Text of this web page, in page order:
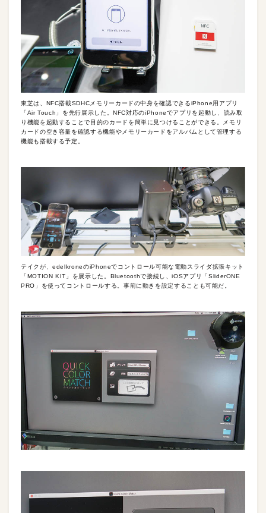
東芝は、NFC搭載SDHCメモリーカードの中身を確認できるiPhone用アプリ
「Air Touch」を先行展示した。NFC対応のiPhoneでアプリを起動し、読み取
り機能を起動することで目的のカードを簡単に見つけることができる。メモリ
カードの空き容量を確認する機能やメモリーカードをアルバムとして管理する
機能も搭載する予定。
テイクが、edelkroneのiPhoneでコントロール可能な電動スライダ拡張キット
「MOTION KIT」を展示した。Bluetoothで接続し、iOSアプリ「SliderONE
PRO」を使ってコントロールする。事前に動きを設定することも可能だ。